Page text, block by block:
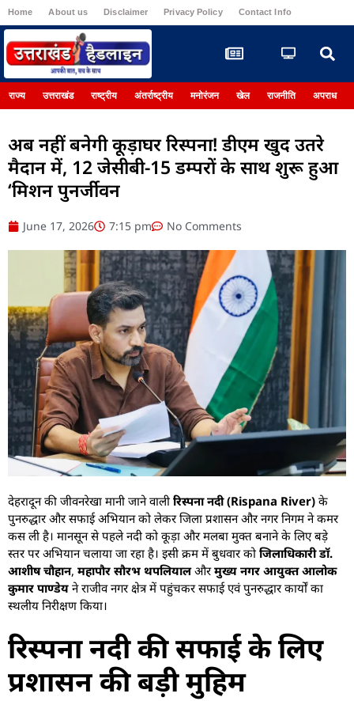
Home About us Disclaimer Privacy Policy Contact Info
राज्य उत्तराखंड राष्ट्रीय अंतर्राष्ट्रीय मनोरंजन खेल राजनीति अपराध
अब नहीं बनेगी कूड़ाघर रिस्पना! डीएम खुद उतरे
मैदान में, 12 जेसीबी-15 डम्परों के साथ शुरू हुआ
‘मिशन पुनर्जीवन
June 17, 2026 7:15 pm No Comments
देहरादून की जीवनरेखा मानी जाने वाली रिस्पना नदी (Rispana River) के
पुनरुद्धार और सफाई अभियान को लेकर जिला प्रशासन और नगर निगम ने कमर
कस ली है। मानसून से पहले नदी को कूड़ा और मलबा मुक्त बनाने के लिए बड़े
स्तर पर अभियान चलाया जा रहा है। इसी क्रम में बुधवार को जिलाधिकारी डॉ.
आशीष चौहान, महापौर सौरभ थपलियालऔरमुख्य नगर आयुक्त आलोक
कुमार पाण्डेय ने राजीव नगर क्षेत्र में पहुंचकर सफाई एवं पुनरुद्धार कार्यों का
स्थलीय निरीक्षण किया।
रिस्पना नदी की सफाई के लिए
प्रशासन की बड़ी मुहिम